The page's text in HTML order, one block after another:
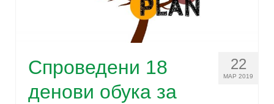
22
МАР 2019
Спроведени 18
денови обука за